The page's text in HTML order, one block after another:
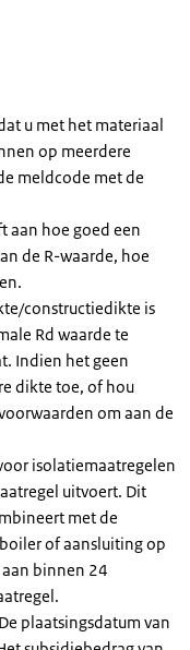
u met het materiaal
op meerdere
meldcode met de
aan hoe goed een
de R-waarde, hoe
constructiedikte is
Rd waarde te
Indien het geen
dikte toe, of hou
om aan de
isolatiemaatregelen
uitvoert. Dit
met de
of aansluiting op
binnen 24
De plaatsingsdatum van